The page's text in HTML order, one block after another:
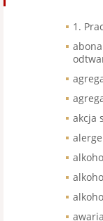
1.
akcja